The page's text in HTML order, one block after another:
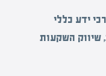
ידע כללי
שיווק השקעות